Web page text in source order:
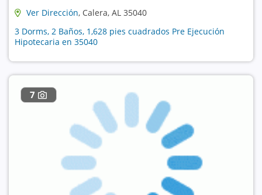
Ver Dirección, Calera, AL 35040
3 Dorms, 2 Baños, 1,628 pies cuadrados Pre Ejecución
Hipotecaria en 35040
7